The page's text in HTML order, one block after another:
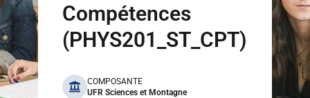
Compétences
(PHYS201_ST_CPT)
benefits
COMPOSANTE
UFR Sciences et Montagne